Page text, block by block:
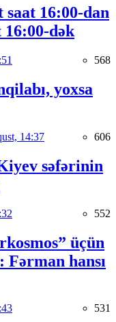
16:00-dan
16:00-dək
568
yoxsa
14:37 606
səfərinin
552
üçün
hansı
531